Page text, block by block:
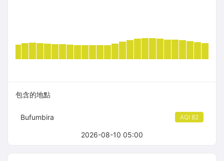
2026-08-10 05:00
包含的地點
Bufumbira AQI 82